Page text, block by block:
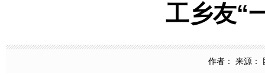
工乡友“
作者： 来源：